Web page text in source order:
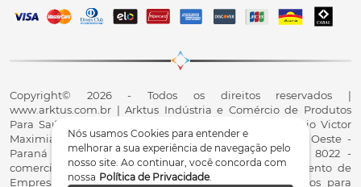
Nós usamos Cookies para entender e
melhorar a sua experiência de navegação pelo
nosso site. Ao continuar, você concorda com
nossa Política de Privacidade.
Copyright© 2026 - Todos os direitos reservados |
www.arktus.com.br | Arktus Indústria e Comércio de Produtos
Para Saúde Ltda | CNPJ: 01.417.367/0001-78 | R. Antônio Victor
Maximiano, 107, Parque Industrial II, Santa Tereza do Oeste -
Paraná - CEP 85825-900 - Fale conosco: 0800 200 8022 -
comercial@arktus.com.br | Autorização de Funcionamento de
Empresa - AFE/ANVISA - Para Fabricação de Produtos para